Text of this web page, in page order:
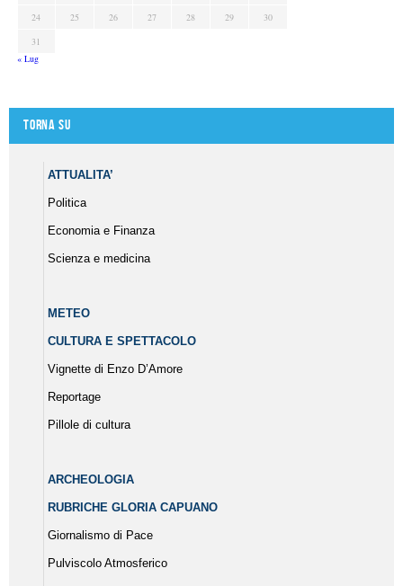
24
25 26 27 28 29
30
31
« Lug
Torna su
ATTUALITA’
Politica
Economia e Finanza
Scienza e medicina
METEO
CULTURA E SPETTACOLO
Vignette di Enzo D’Amore
Reportage
Pillole di cultura
ARCHEOLOGIA
RUBRICHE GLORIA CAPUANO
Giornalismo di Pace
Pulviscolo Atmosferico